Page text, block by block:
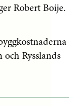
Robert Boije.
Rysslands